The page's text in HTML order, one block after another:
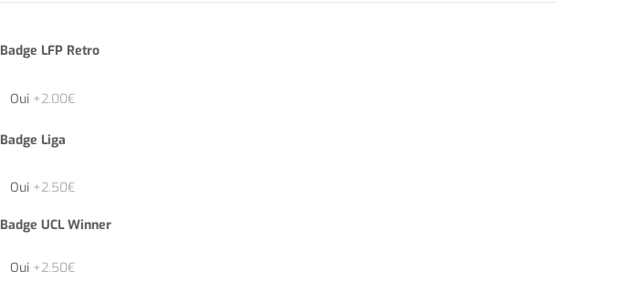
Badge LFP Retro
Oui +2.00€
Badge Liga
Oui +2.50€
Badge UCL Winner
Oui +2.50€